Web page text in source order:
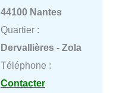
44100 Nantes
Quartier :
Dervallières - Zola
Téléphone :
Contacter